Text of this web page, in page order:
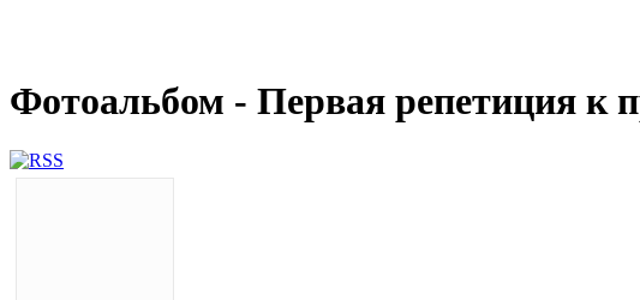
Фотоальбом - Первая репетиция к